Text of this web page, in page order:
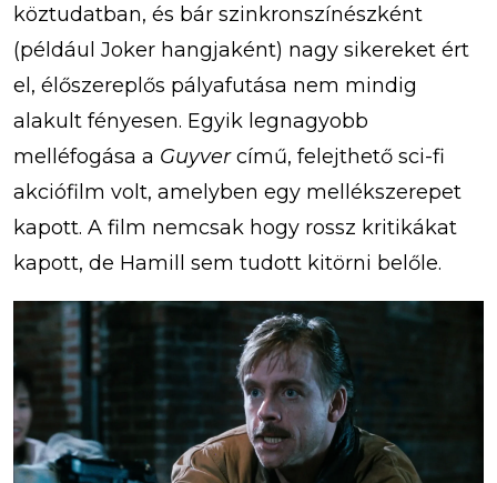
köztudatban, és bár szinkronszínészként
(például Joker hangjaként) nagy sikereket ért
el, élőszereplős pályafutása nem mindig
alakult fényesen. Egyik legnagyobb
melléfogása a Guyvercímű, felejthető sci-fi
akciófilm volt, amelyben egy mellékszerepet
kapott. A film nemcsak hogy rossz kritikákat
kapott, de Hamill sem tudott kitörni belőle.